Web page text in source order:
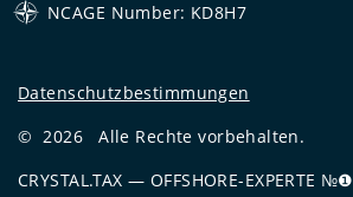
NCAGE Number: KD8H7
Datenschutzbestimmungen
© 2026
Alle Rechte vorbehalten.
CRYSTAL.TAX — OFFSHORE-EXPERTE №❶